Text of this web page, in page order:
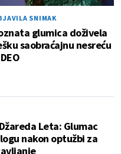
SNIMAK
glumica doživela
saobraćajnu nesreću
Leta: Glumac
nakon optužbi za